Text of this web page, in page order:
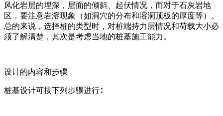
风化岩层的埋深，层面的倾斜、起伏情况，而对于石灰岩地
区，要注意岩溶现象（如洞穴的分布和溶洞顶板的厚度等）。
总的来说，选择桩的类型时，对桩端持力层情况和荷载大小必
须了解清楚，其次是考虑当地的桩基施工能力。
设计的内容和步骤
桩基设计可按下列步骤进行∶